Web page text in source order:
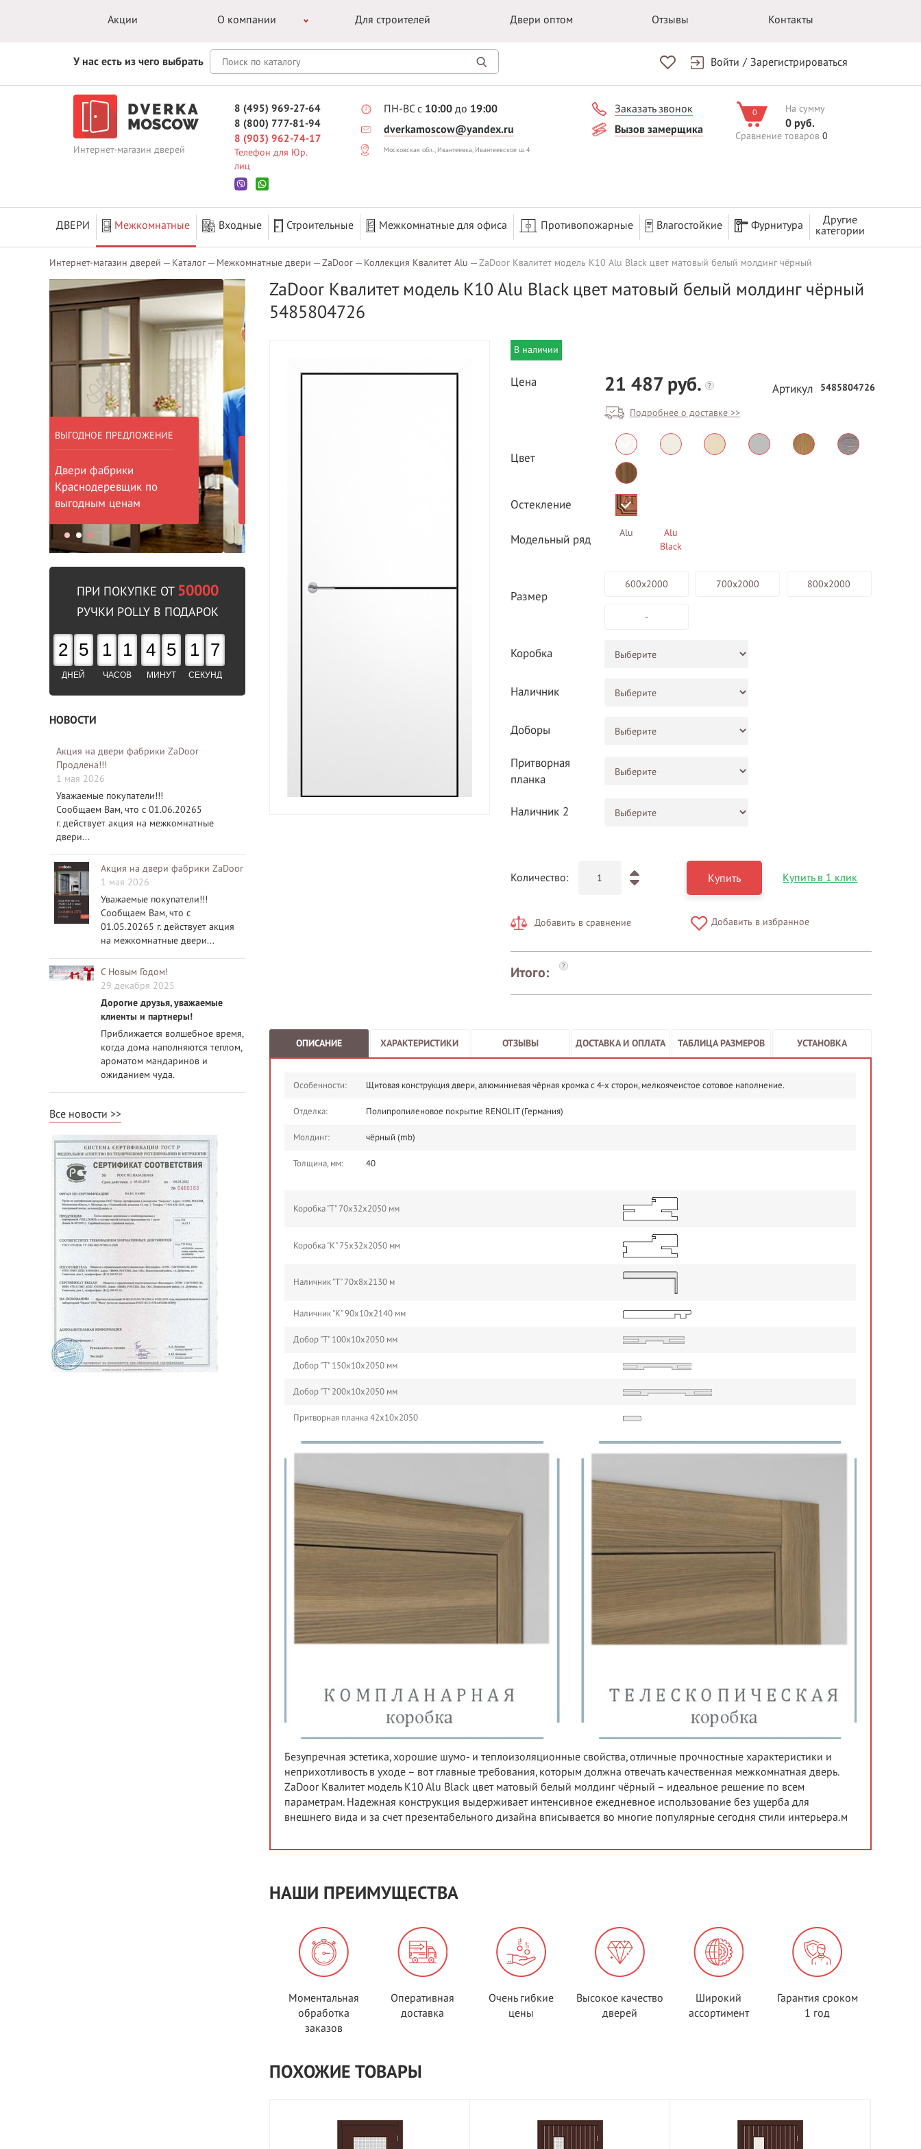
Акции О компании Для строителей Двери оптом Отзывы Контакты
У нас есть из чего выбрать Войти / Зарегистрироваться
Интернет-магазин дверей
8 (495) 969-27-64
8 (800) 777-81-94
8 (903) 962-74-17
Телефон для Юр.
лиц
ПН-ВС с 10:00 до 19:00
dverkamoscow@yandex.ru
Московская обл., Ивантеевка, Ивантеевское ш. 4
Заказать звонок
Вызов замерщика
0 На сумму
0 руб.
Сравнение товаров 0
ДВЕРИ Межкомнатные Входные Строительные Межкомнатные для офиса Противопожарные Влагостойкие Фурнитура
Другие
категории
Интернет-магазин дверей Каталог Межкомнатные двери ZaDoor Коллекция Квалитет Alu ZaDoor Квалитет модель K10 Alu Black цвет матовый белый молдинг чёрный
ЗАМЕР
ВЫЗВАТЬ ЗАМЕРЩИКА
выгодным ценам
БЕСПЛАТНЫЙ ВЫЕЗД НА
ПРИ ПОКУПКЕ ОТ 50000
РУЧКИ POLLY В ПОДАРОК
2 5
ДНЕЙ
1 1
ЧАСОВ
4 5
МИНУТ
1 6
СЕКУНД
НОВОСТИ
Акция на двери фабрики ZaDoor
Продлена!!!
1 мая 2026
Уважаемые покупатели!!!
Сообщаем Вам, что с 01.06.20265
г. действует акция на межкомнатные
двери...
Акция на двери фабрики ZaDoor
1 мая 2026
Уважаемые покупатели!!!
Сообщаем Вам, что с
01.05.20265 г. действует акция
на межкомнатные двери...
С Новым Годом!
29 декабря 2025
Дорогие друзья, уважаемые
клиенты и партнеры!
Приближается волшебное время,
когда дома наполняются теплом,
ароматом мандаринов и
ожиданием чуда.
Все новости
ZaDoor Квалитет модель K10 Alu Black цвет матовый белый молдинг чёрный
5485804726
В наличии
Цена 21 487 руб. ?
Подробнее о доставке >>
Артикул 5485804726
Цвет
Остекление
Модельный ряд
Alu
Alu
Black
Размер
600х2000 700х2000 800х2000
-
Коробка
Наличник
Доборы
Притворная
планка
Наличник 2
Количество: Купить Купить в 1 клик
Добавить в сравнение Добавить в избранное
Итого: ?
ОПИСАНИЕ ХАРАКТЕРИСТИКИ ОТЗЫВЫ ДОСТАВКА И ОПЛАТА ТАБЛИЦА РАЗМЕРОВ УСТАНОВКА
Особенности: Щитовая конструкция двери, алюминиевая чёрная кромка с 4-х сторон, мелкоячеистое сотовое наполнение.
Отделка: Полипропиленовое покрытие RENOLIT (Германия)
Молдинг: чёрный (mb)
Толщина, мм: 40
Коробка "Т" 70х32х2050 мм
Коробка "К" 75х32х2050 мм
Наличник "Т" 70х8х2130 м
Наличник "К" 90х10х2140 мм
Добор "Т" 100х10х2050 мм
Добор "Т" 150х10х2050 мм
Добор "Т" 200х10х2050 мм
Притворная планка 42х10х2050
Безупречная эстетика, хорошие шумо- и теплоизоляционные свойства, отличные прочностные характеристики и
неприхотливость в уходе – вот главные требования, которым должна отвечать качественная межкомнатная дверь.
ZaDoor Квалитет модель K10 Alu Black цвет матовый белый молдинг чёрный – идеальное решение по всем
параметрам. Надежная конструкция выдерживает интенсивное ежедневное использование без ущерба для
внешнего вида и за счет презентабельного дизайна вписывается во многие популярные сегодня стили интерьера.м
НАШИ ПРЕИМУЩЕСТВА
Моментальная
обработка
заказов
Оперативная
доставка
Очень гибкие
цены
Высокое качество
дверей
Широкий
ассортимент
Гарантия сроком
1 год
ПОХОЖИЕ ТОВАРЫ